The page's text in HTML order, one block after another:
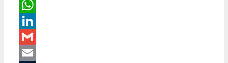
Message
WhatsApp
LinkedIn
Gmail